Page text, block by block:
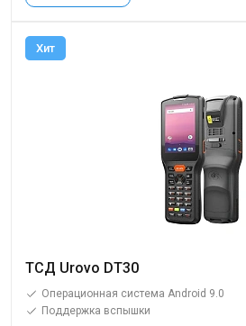
Хит
ТСД Urovo DT30
Операционная система Android 9.0
Поддержка вспышки